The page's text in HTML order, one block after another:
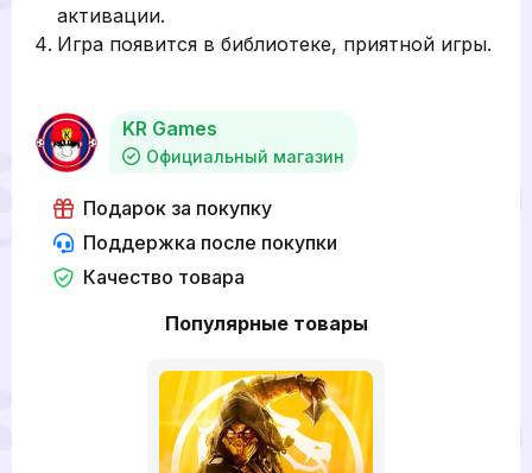
Популярные товары
активации.
Игра появится в библиотеке, приятной игры.
KR Games
Официальный магазин
Подарок за покупку
Поддержка после покупки
Качество товара